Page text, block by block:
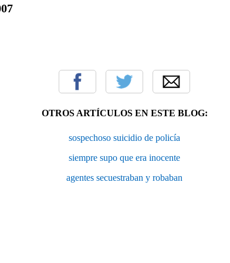
OTROS ARTÍCULOS EN ESTE BLOG:
sospechoso suicidio de policía
siempre supo que era inocente
agentes secuestraban y robaban